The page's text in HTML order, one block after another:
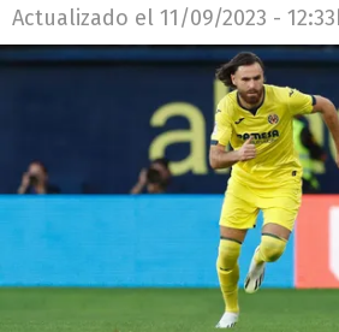
Actualizado el 11/09/2023 -